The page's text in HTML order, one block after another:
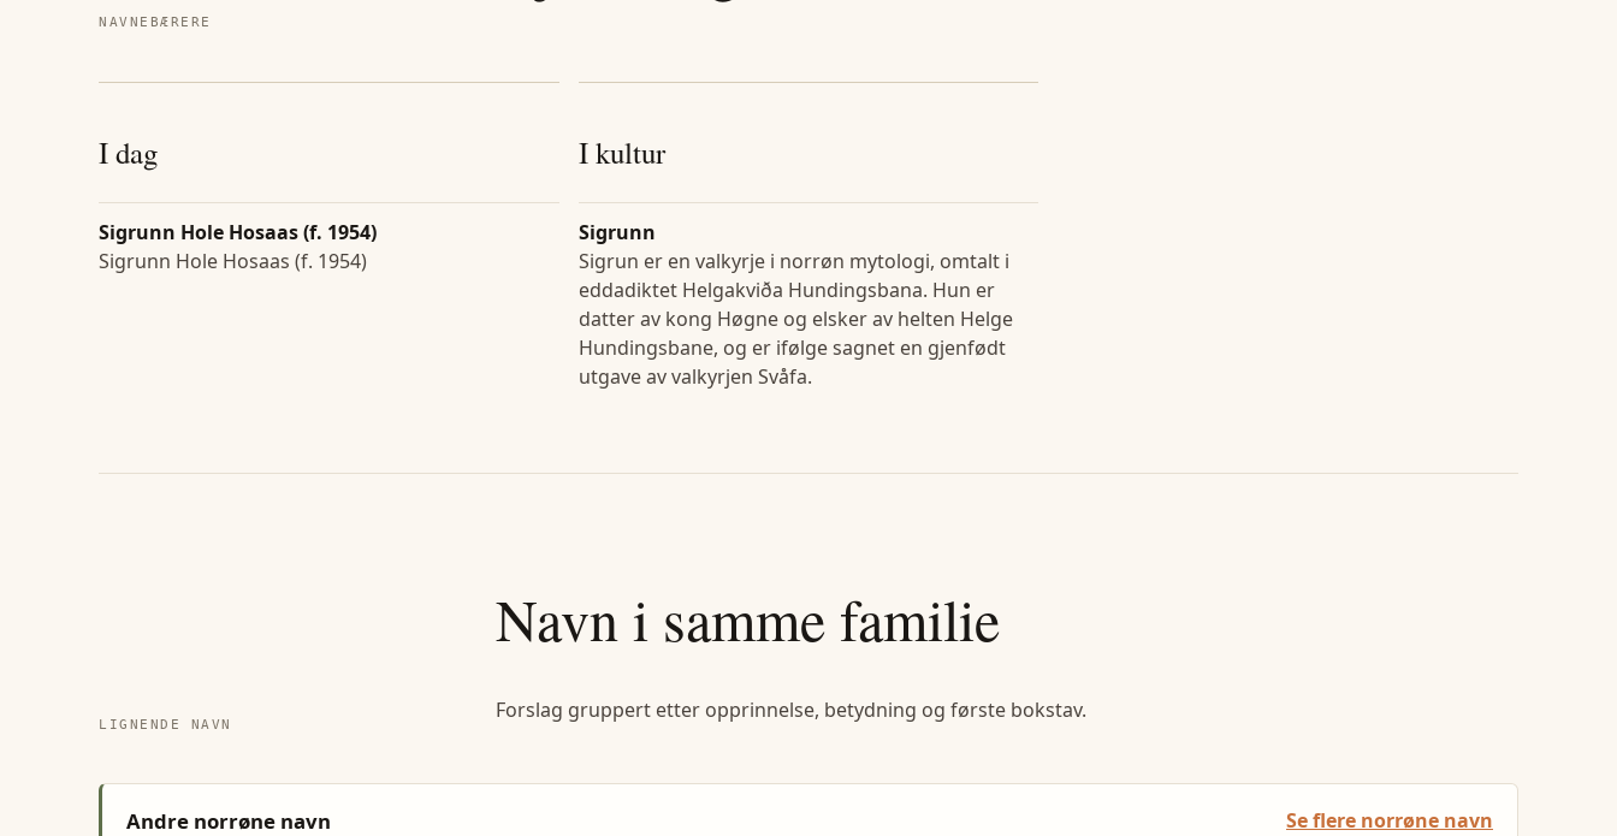
NAVNEBÆRERE
I dag
Sigrunn Hole Hosaas (f. 1954)
Sigrunn Hole Hosaas (f. 1954)
I kultur
Sigrunn
Sigrun er en valkyrje i norrøn mytologi, omtalt i
eddadiktet Helgakviða Hundingsbana. Hun er
datter av kong Høgne og elsker av helten Helge
Hundingsbane, og er ifølge sagnet en gjenfødt
utgave av valkyrjen Svåfa.
LIGNENDE NAVN
Navn i samme familie
Forslag gruppert etter opprinnelse, betydning og første bokstav.
Andre norrøne navn Se flere norrøne navn